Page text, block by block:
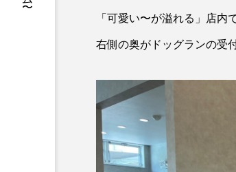
「可愛い〜が溢れる」店内
右側の奥がドッグランの受